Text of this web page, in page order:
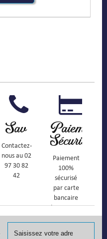
Sav
Contactez-
nous au 02
97 30 82
42
Paiement
Sécurisé
Paiement
100%
sécurisé
par carte
bancaire
(Mastercard,
Visa, ...) et